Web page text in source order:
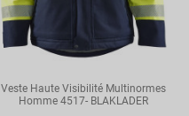
Veste Haute Visibilité Multinormes
Homme 4517- BLAKLADER